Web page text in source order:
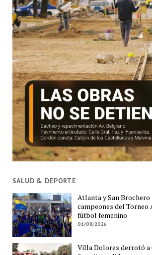
SALUD & DEPORTE
Atlanta y San
campeones del Torneo
fútbol femenino
01/08/2026
Villa Dolores derrotó a